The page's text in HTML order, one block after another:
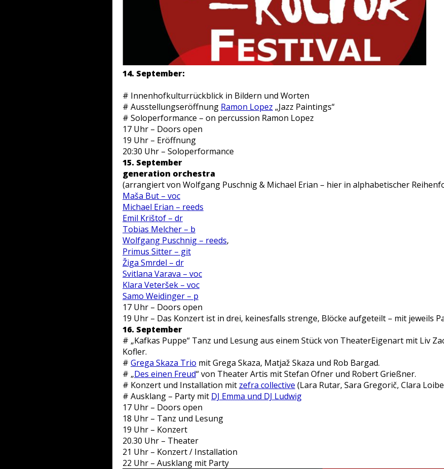
14. September:
# Innenhofkulturrückblick in Bildern und Worten
# Ausstellungseröffnung Ramon Lopez „Jazz Paintings“
# Soloperformance – on percussion Ramon Lopez
17 Uhr – Doors open
19 Uhr – Eröffnung
20:30 Uhr – Soloperformance
15. September
generation orchestra
(arrangiert von Wolfgang Puschnig & Michael Erian – hier in alphabetischer
Maša But – voc
Michael Erian – reeds
Emil Krištof – dr
Tobias Melcher – b
Wolfgang Puschnig – reeds,
Primus Sitter – git
Žiga Smrdel – dr
Svitlana Varava – voc
Klara Veteršek – voc
Samo Weidinger – p
17 Uhr – Doors open
19 Uhr – Das Konzert ist in drei, keinesfalls strenge, Blöcke aufgeteilt – mit jeweils
16. September
# „Kafkas Puppe“ Tanz und Lesung aus einem Stück von TheaterEigenart mit Liv
Kofler.
# Grega Skaza Trio mit Grega Skaza, Matjaž Skaza und Rob Bargad.
# „Des einen Freud“ von Theater Artis mit Stefan Ofner und Robert Grießner.
# Konzert und Installation mit zefra collective (Lara Rutar, Sara Gregorič, Clara
# Ausklang – Party mit DJ Emma und DJ Ludwig
17 Uhr – Doors open
18 Uhr – Tanz und Lesung
19 Uhr – Konzert
20.30 Uhr – Theater
21 Uhr – Konzert / Installation
22 Uhr – Ausklang mit Party